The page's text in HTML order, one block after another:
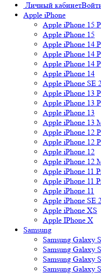
Личный кабинет
Apple iPhone
Apple iPhone 15
Apple iPhone 15
Apple iPhone 14
Apple iPhone 14
Apple iPhone 14
Apple iPhone 14
Apple iPhone SE
Apple iPhone 13
Apple iPhone 13
Apple iPhone 13
Apple iPhone 13
Apple iPhone 12
Apple iPhone 12
Apple iPhone 12
Apple iPhone 12
Apple iPhone 11
Apple iPhone 11
Apple iPhone 11
Apple iPhone SE
Apple iPhone XS
Apple IPhone X
Samsung
Samsung Galaxy
Samsung Galaxy
Samsung Galaxy
Samsung Galaxy